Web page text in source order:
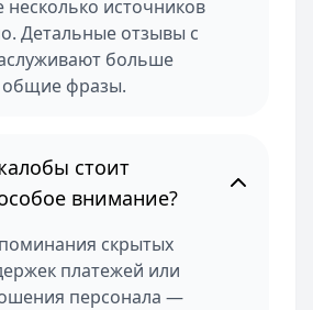
несколько источников
Детальные отзывы с
больше
фразы.
стоит
внимание?
скрытых
платежей или
персонала —